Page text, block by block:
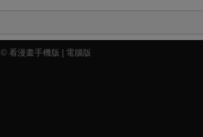
© 看漫畫手機版 | 電腦版